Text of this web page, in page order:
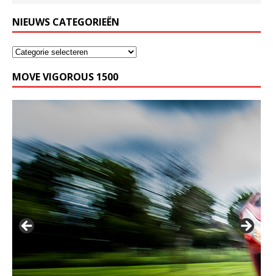
NIEUWS CATEGORIEËN
MOVE VIGOROUS 1500